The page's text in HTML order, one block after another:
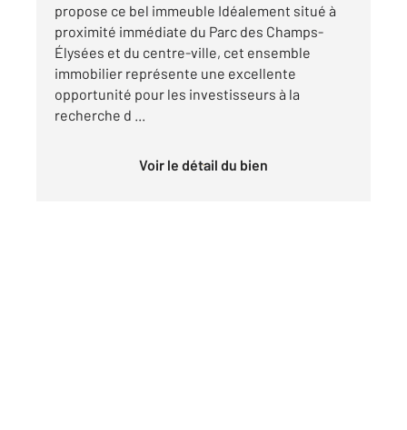
propose ce bel immeuble Idéalement situé à
proximité immédiate du Parc des Champs-
Élysées et du centre-ville, cet ensemble
immobilier représente une excellente
opportunité pour les investisseurs à la
recherche d ...
Voir le détail du bien